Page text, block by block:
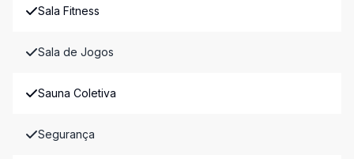
Sala Fitness
Sala de Jogos
Sauna Coletiva
Segurança